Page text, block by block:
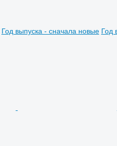
Год выпуска - сначала новые Год